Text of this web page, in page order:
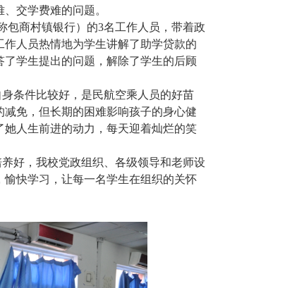
交学费难的问题。
商村镇银行）的3名工作人员，带着政
人员热情地为学生讲解了助学贷款的
学生提出的问题，解除了学生的后顾
条件比较好，是民航空乘人员的好苗
免，但长期的困难影响孩子的身心健
人生前进的动力，每天迎着灿烂的笑
好，我校党政组织、各级领导和老师设
快学习，让每一名学生在组织的关怀